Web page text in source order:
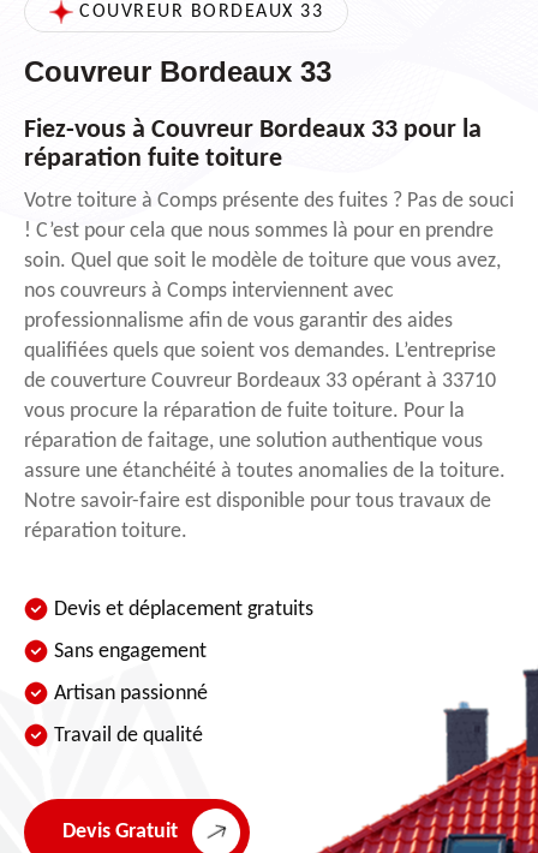
COUVREUR BORDEAUX 33
Couvreur Bordeaux 33
Fiez-vous à Couvreur Bordeaux 33 pour la
réparation fuite toiture
Votre toiture à Comps présente des fuites ? Pas de souci
! C’est pour cela que nous sommes là pour en prendre
soin. Quel que soit le modèle de toiture que vous avez,
nos couvreurs à Comps interviennent avec
professionnalisme afin de vous garantir des aides
qualifiées quels que soient vos demandes. L’entreprise
de couverture Couvreur Bordeaux 33 opérant à 33710
vous procure la réparation de fuite toiture. Pour la
réparation de faitage, une solution authentique vous
assure une étanchéité à toutes anomalies de la toiture.
Notre savoir-faire est disponible pour tous travaux de
réparation toiture.
Devis et déplacement gratuits
Sans engagement
Artisan passionné
Travail de qualité
Devis Gratuit